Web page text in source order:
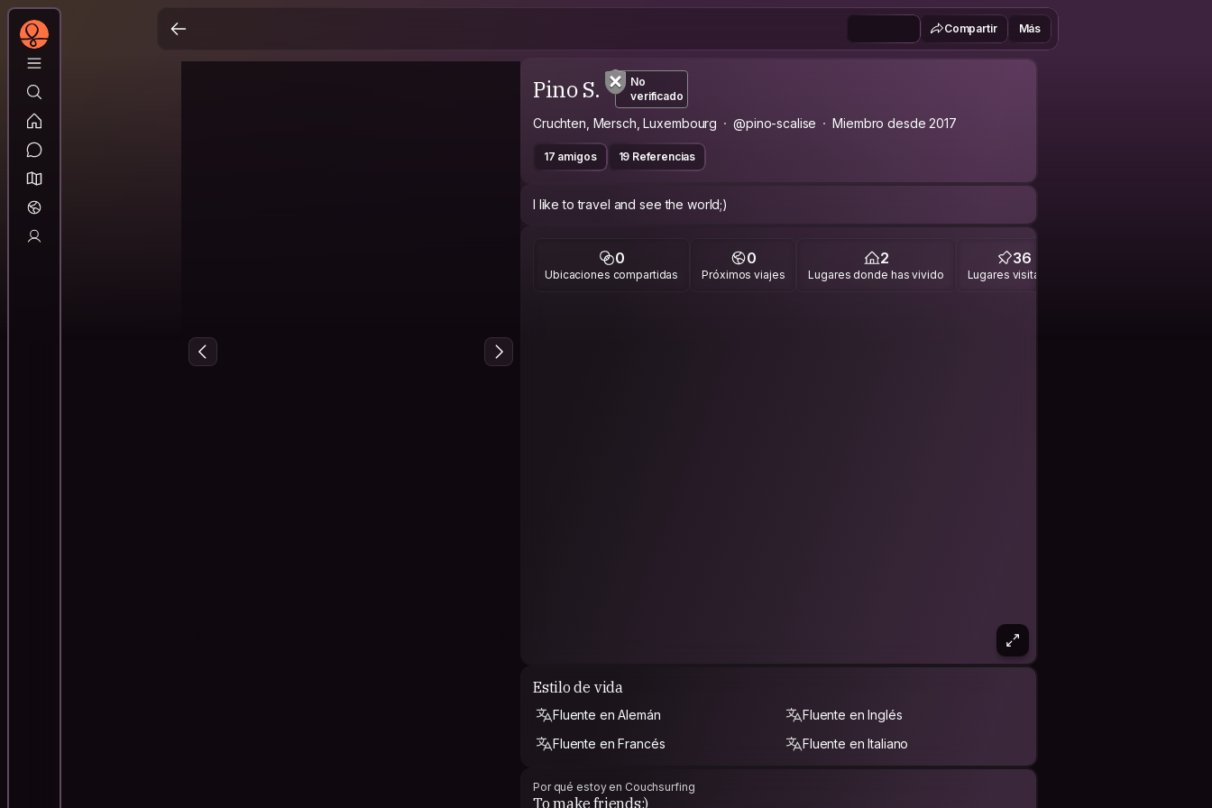
Compartir Más
Pino S.
No
verificado
Cruchten, Mersch, Luxembourg @pino-scalise Miembro desde 2017
17 amigos 19 Referencias
I like to travel and see the world;)
0
Ubicaciones compartidas
0
Próximos viajes
2
Lugares donde has vivido
36
Lugares visitados
Estilo de vida
Fluente en Alemán
Fluente en Inglés
Fluente en Francés
Fluente en Italiano
Por qué estoy en Couchsurfing
To make friends;)